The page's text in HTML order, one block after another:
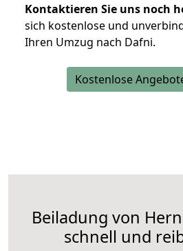
Kontaktieren Sie uns noch
sich kostenlose und
Ihren Umzug nach Dafni.
Kostenlose
Beiladung von
schnell und